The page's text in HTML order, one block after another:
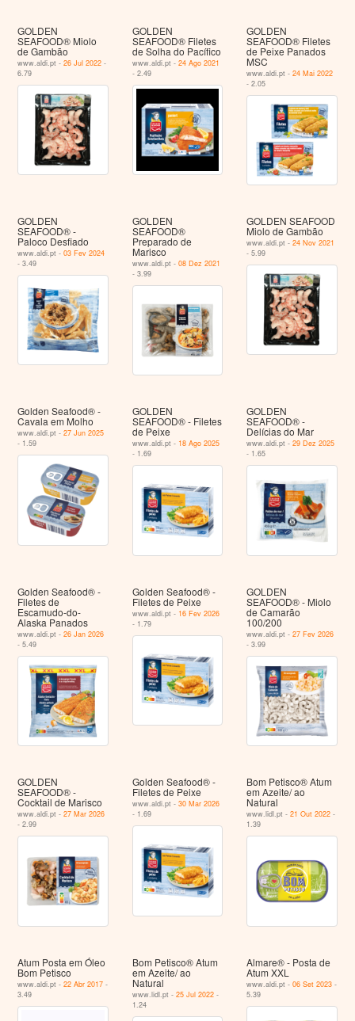
GOLDEN
SEAFOOD® Miolo
de Gambão
www.aldi.pt -26 Jul 2022 -
6.79
GOLDEN
SEAFOOD® Filetes
de Solha do Pacífico
www.aldi.pt - 24 Ago 2021
- 2.49
GOLDEN
SEAFOOD® Filetes
de Peixe Panados
MSC
www.aldi.pt -24 Mai 2022
- 2.05
GOLDEN
SEAFOOD® -
Paloco Desfiado
www.aldi.pt -03 Fev 2024
- 3.49
GOLDEN
SEAFOOD®
Preparado de
Marisco
www.aldi.pt - 08 Dez 2021
- 3.99
GOLDEN SEAFOOD
Miolo de Gambão
www.aldi.pt -24 Nov 2021
- 5.99
Golden Seafood® -
Cavala em Molho
www.aldi.pt -27 Jun 2025
- 1.59
GOLDEN
SEAFOOD® - Filetes
de Peixe
www.aldi.pt - 18 Ago 2025
- 1.69
GOLDEN
SEAFOOD® -
Delícias do Mar
www.aldi.pt -29 Dez 2025
- 1.65
Golden Seafood® -
Filetes de
Escamudo-do-
Alaska Panados
www.aldi.pt -26 Jan 2026
- 5.49
Golden Seafood® -
Filetes de Peixe
www.aldi.pt - 16 Fev 2026
- 1.79
GOLDEN
SEAFOOD® - Miolo
de Camarão
100/200
www.aldi.pt -27 Fev 2026
- 3.99
GOLDEN
SEAFOOD® -
Cocktail de Marisco
www.aldi.pt -27 Mar 2026
- 2.99
Golden Seafood® -
Filetes de Peixe
www.aldi.pt - 30 Mar 2026
- 1.69
Bom Petisco® Atum
em Azeite/ ao
Natural
www.lidl.pt -21 Out 2022 -
1.39
Atum Posta em Óleo
Bom Petisco
www.aldi.pt -22 Abr 2017 -
3.49
Bom Petisco® Atum
em Azeite/ ao
Natural
www.lidl.pt - 25 Jul 2022-
1.24
Almare® - Posta de
Atum XXL
www.aldi.pt -06 Set 2023 -
5.39